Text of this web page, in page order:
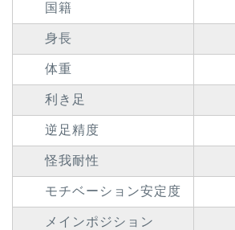
国籍
身長
体重
利き足
逆足精度
怪我耐性
モチベーション安定度
メインポジション